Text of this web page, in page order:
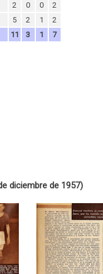
2 0 0
2
5 2 1
2
11 3 1 7
diciembre de 1957)